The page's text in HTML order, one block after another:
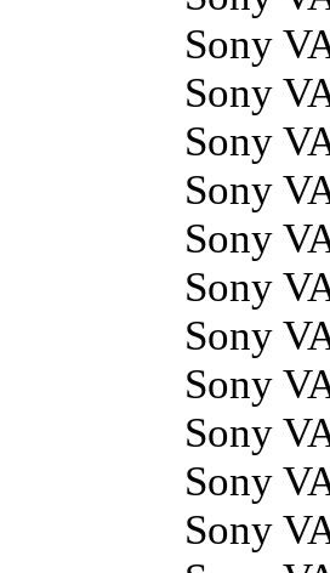
Sony
Sony
Sony
Sony
Sony
Sony
Sony
Sony
Sony
Sony
Sony